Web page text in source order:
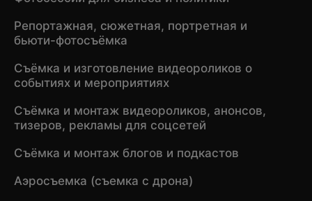
Репортажная, сюжетная, портретная и
бьюти-фотосъёмка
Съёмка и изготовление видеороликов о
событиях и мероприятиях
Съёмка и монтаж видеороликов, анонсов,
тизеров, рекламы для соцсетей
Съёмка и монтаж блогов и подкастов
Аэросъемка (съемка с дрона)